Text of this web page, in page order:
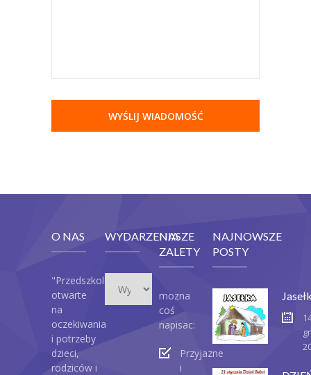
O NAS
"Przedszkole
otwarte
na
oczekiwania
i potrzeby
dzieci,
rodziców i
WYDARZENIA
NASZE
ZALETY
mozna
coś
napisac:
Przyjazne
i
NAJNOWSZE
POSTY